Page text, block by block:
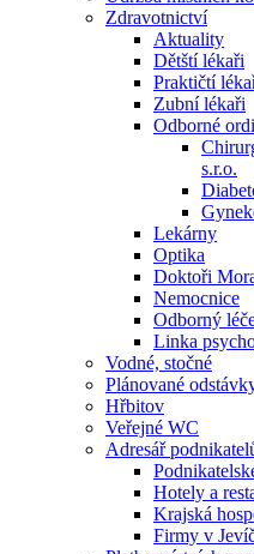
Zdravotnictví
Aktuality
Dětští lékaři
Praktičtí
Zubní lékaři
Odborné
s.r.o.
Lekárny
Optika
Doktoři
Nemocnice
Odborný
Linka
Vodné, stočné
Plánované
Hřbitov
Veřejné WC
Adresář
Hotely a
Krajská
Firmy v